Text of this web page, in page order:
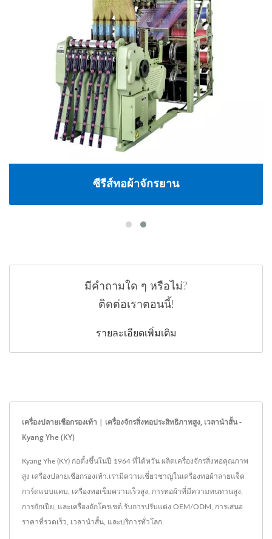
ซีรีส์ทอผ้าจักรยาน
มีคำถามใด ๆ หรือไม่?
ติดต่อเราตอนนี้!
รายละเอียดเพิ่มเติม
เครื่องปลายเชือกรองเท้า | เครื่องจักรสิ่งทอประสิทธิภาพสูง, เวลานำสั้น -
Kyang Yhe (KY)
Kyang Yhe (KY) ก่อตั้งขึ้นในปี 1964 ที่ไต้หวัน ผลิตเครื่องจักรสิ่งทอคุณภาพ
สูง เครื่องปลายเชือกรองเท้า.เรามีความเชี่ยวชาญในเครื่องทอผ้าลายแจ็ค
การ์ดแบบแคบ, เครื่องทอเข็มความเร็วสูง, การทอผ้าที่มีความทนทานสูง,
การถักเปีย, และเครื่องถักโครเชต์.รับการปรับแต่ง OEM/ODM, การเสนอ
ราคาที่รวดเร็ว, เวลานำสั้น, และบริการทั่วโลก.